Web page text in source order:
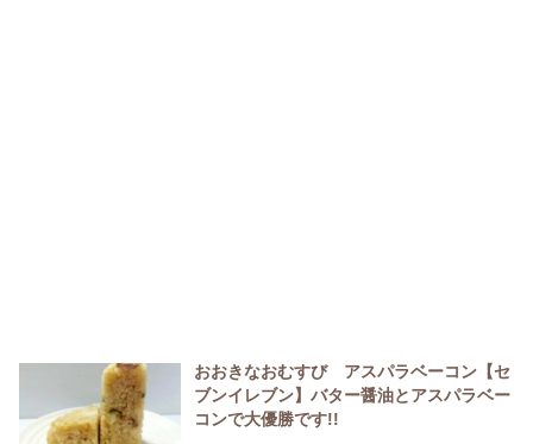
おおきなおむすび アスパラベーコン【セ
ブンイレブン】バター醤油とアスパラベー
コンで大優勝です!!